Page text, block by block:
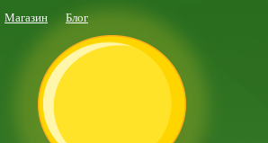
Магазин Блог